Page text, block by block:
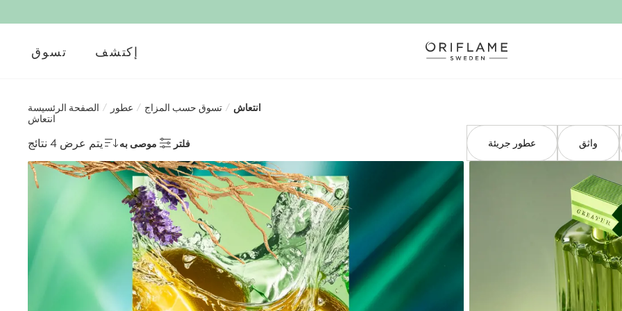
تسوق إكتشف
الصفحة الرئسيسة / عطور / تسوق حسب المزاج / انتعاش
انتعاش
يتم عرض 4 نتائج موصى به فلتر عطور جريئة واثق